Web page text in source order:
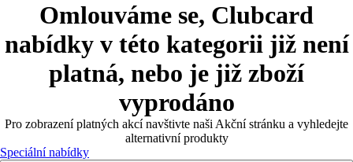
Omlouváme se, Clubcard
nabídky v této kategorii již není
platná, nebo je již zboží
vyprodáno
Pro zobrazení platných akcí navštivte naši Akční stránku a vyhledejte
alternativní produkty
Speciální nabídky